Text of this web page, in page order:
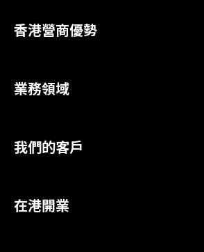
香港營商優勢
業務領域
我們的客戶
在港開業